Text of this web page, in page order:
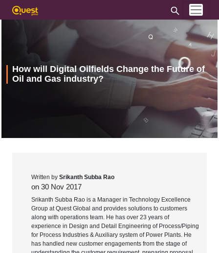
How will Digital Oilfields Change the Future of
Oil and Gas industry?
Written by Srikanth Subba Rao
on 30 Nov 2017
Srikanth Subba Rao is a Manager in Technology Excellence
Group at Quest Global and provides solutions to customers
along with operations team. He has over 23 years of
experience in Design and Detail Engineering of Process/Piping
for Process Industries & Auxiliary system of Power Plants. He
has handled new customer engagements from the stage of